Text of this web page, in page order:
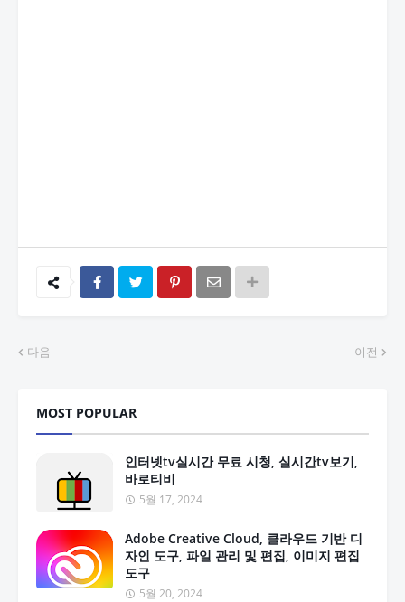
다음 이전
MOST POPULAR
인터넷tv실시간 무료 시청, 실시간tv보기,
바로티비
5월 17, 2024
Adobe Creative Cloud, 클라우드 기반 디
자인 도구, 파일 관리 및 편집, 이미지 편집
도구
5월 20, 2024